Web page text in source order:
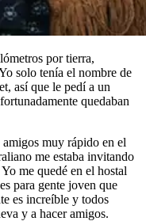
por tierra,
solo tenía el nombre de
así que le pedí a un
quedaban
muy rápido en el
me estaba invitando
me quedé en el hostal
para gente joven que
es increíble y todos
y a hacer amigos.